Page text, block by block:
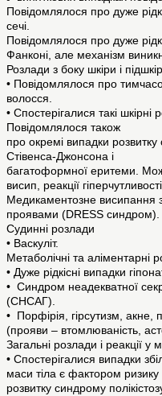
Повідомлялося про дуже
сечі.
Повідомлялося про дуже
Фанконі, але механізм
Розлади з боку шкіри і
• Повідомлялося про
волосся.
• Спостерігалися такі шкірні
Повідомлялося також
про окремі випадки
Стівенса-Джонсона і
багатоформної еритеми.
висип, реакції
Медикаментозне висипання
проявами (DRESS синдром).
Судинні розлади
• Васкуліт.
Метаболічні та аліментарні
• Дуже рідкісні випадки
• Синдром неадекватної
(СНСАГ).
• Порфірія, гірсутизм, акне,
(прояви – втомлюваність,
Загальні розлади і реакції у
• Спостерігалися випадки
маси тіла є фактором ризику
розвитку синдрому